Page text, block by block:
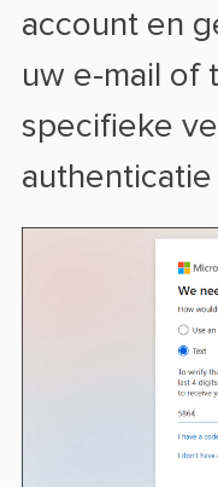
account en
uw e-mail of
specifieke